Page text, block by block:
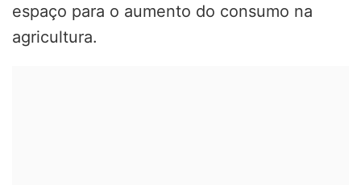
espaço para o aumento do consumo na
agricultura.